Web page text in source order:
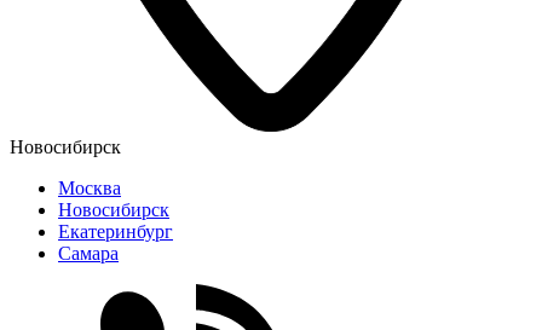
Новосибирск
Москва
Новосибирск
Екатеринбург
Самара